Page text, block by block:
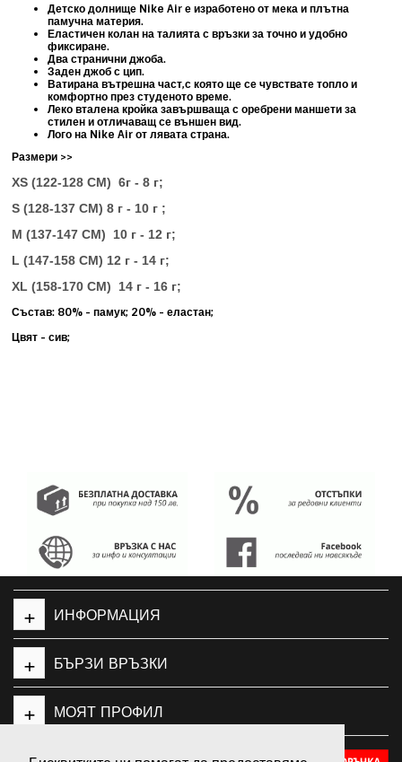
Детско долнище Nike Air е изработено от мека и плътна
памучна материя.
Еластичен колан на талията с връзки за точно и удобно
фиксиране.
Два странични джоба.
Заден джоб с цип.
Ватирана вътрешна част,с която ще се чувствате топло и
комфортно през студеното време.
Леко вталена кройка завършваща с оребрени маншети за
стилен и отличаващ се външен вид.
Лого на Nike Air от лявата страна.
Размери >>
XS (122-128 СМ) 6г - 8 г;
S (128-137 CM) 8 г - 10 г ;
M (137-147 CM) 10 г - 12 г;
L (147-158 CM) 12 г - 14 г;
XL (158-170 CM) 14 г - 16 г;
Състав: 80% - памук; 20% - еластан;
Цвят - сив;
ИНФОРМАЦИЯ
+
БЪРЗИ ВРЪЗКИ
+
МОЯТ ПРОФИЛ
+